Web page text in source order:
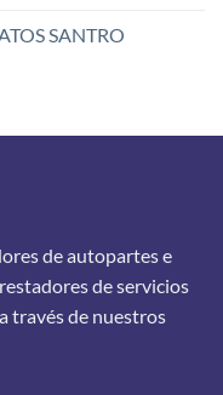
SANTRO
de autopartes e
de servicios
través de nuestros